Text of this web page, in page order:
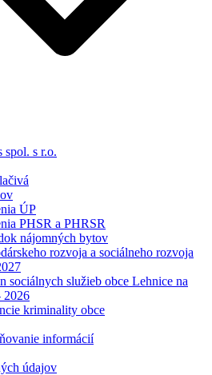
spol. s r.o.
ÚP
PHSR a PHRSR
nájomných bytov
rozvoja a sociálneho rozvoja
sociálnych služieb obce Lehnice na
2026
kriminality obce
informácií
údajov